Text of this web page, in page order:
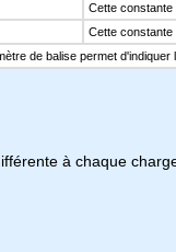
Cette constante
Cette constante
de balise permet d'indiquer
à chaque